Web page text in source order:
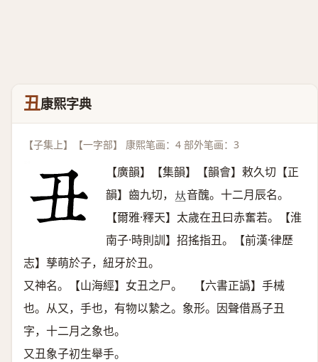
丑康熙字典
【子集上】【一字部】 康熙笔画：4 部外笔画：3
【廣韻】【集韻】【韻會】敕久切【正
韻】齒九切， 𠀤音醜。十二月辰名。
【爾雅·釋天】太歲在丑曰赤奮若。【淮
南子·時則訓】招搖指丑。【前漢·律歷
志】孳萌於子，紐牙於丑。
又神名。【山海經】女丑之尸。 【六書正譌】手械
也。从又，手也，有物以縶之。象形。因聲借爲子丑
字，十二月之象也。
又丑象子初生舉手。